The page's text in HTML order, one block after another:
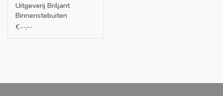
Uitgeverij Briljant
Binnenstebuiten
behoeftekaarten
€--,--